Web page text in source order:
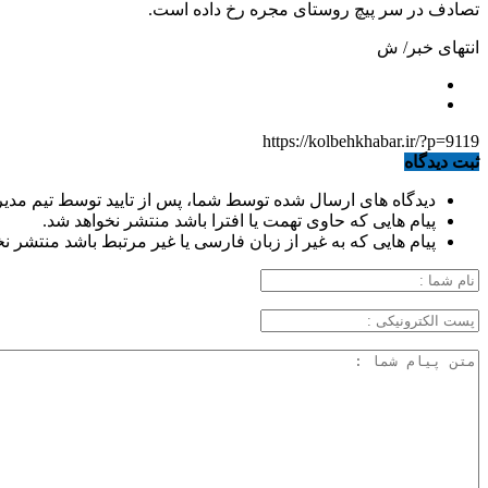
تصادف در سر پیچ روستای مجره رخ داده است.
انتهای خبر/ ش
https://kolbehkhabar.ir/?p=9119
ثبت دیدگاه
دیدگاه های ارسال شده توسط شما، پس از تایید توسط تیم
پیام هایی که حاوی تهمت یا افترا باشد منتشر نخواهد شد.
پیام هایی که به غیر از زبان فارسی یا غیر مرتبط باشد منتشر